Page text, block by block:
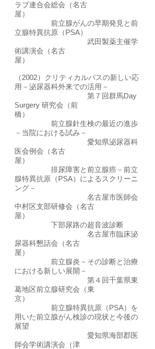
ラブ連合会総会（名古
屋）
前立腺がんの早期発見と前
立腺特異抗原（PSA）
武田製薬主催学
術講演会（名古
屋）
（2002）クリティカルパスの新しい応
用－泌尿器科外来での活用－
第７回群馬Day
Surgery 研究会（前
橋）
前立腺針生検の最近の進歩
－当院における試み－
愛知県泌尿器科
医会例会（名古
屋）
排尿障害と前立腺癌－前立
腺特異抗原（PSA）によるスクリーニ
ング－
名古屋市医師会
中村区支部研修会（名古
屋）
下部尿路の超音波診断
名古屋市臨床泌
尿器科懇話会（名古
屋）
前立腺炎－その診断と治療
における新しい展開－
第４回千葉県東
葛地区前立腺研究会（東
京）
前立腺特異抗原（PSA）を
用いた前立腺がん検診の現状と今後の
展望
愛知県海部郡医
師会学術講演会（津